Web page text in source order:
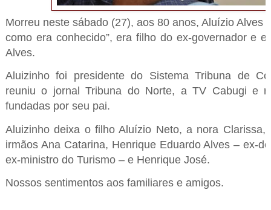
Morreu neste sábado (27), aos 80 anos, Aluízio Alves
como era conhecido”, era filho do ex-governador e
Alves.
Aluizinho foi presidente do Sistema Tribuna de
reuniu o jornal Tribuna do Norte, a TV Cabugi e
fundadas por seu pai.
Aluizinho deixa o filho Aluízio Neto, a nora Clarissa,
irmãos Ana Catarina, Henrique Eduardo Alves – ex-
ex-ministro do Turismo – e Henrique José.
Nossos sentimentos aos familiares e amigos.